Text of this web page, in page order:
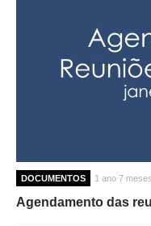
DOCUMENTOS 1 ano 7
Agendamento das